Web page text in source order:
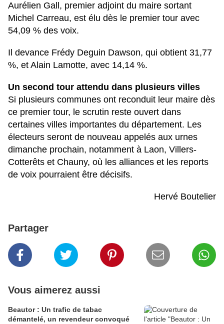
Aurélien Gall , premier adjoint du maire sortant
Michel Carreau, est élu dès le premier tour avec
54,09 % des voix.
Il devance Frédy Deguin Dawson, qui obtient 31,77
%, et Alain Lamotte, avec 14,14 %.
Un second tour attendu dans plusieurs villes
Si plusieurs communes ont reconduit leur maire dès
ce premier tour, le scrutin reste ouvert dans
certaines villes importantes du département. Les
électeurs seront de nouveau appelés aux urnes
dimanche prochain, notamment à Laon, Villers-
Cotterêts et Chauny, où les alliances et les reports
de voix pourraient être décisifs.
Hervé Boutelier
Partager
Vous aimerez aussi
Beautor : Un trafic de tabac
démantelé, un revendeur convoqué